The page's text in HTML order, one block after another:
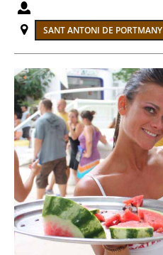
SANT ANTONI DE PORTMANY